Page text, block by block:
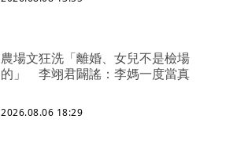
農場文狂洗「離婚、女兒不是檢場
的」 李翊君闢謠：李媽一度當真
2026.08.06 18:29